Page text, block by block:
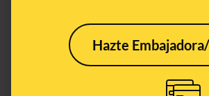
Hazte